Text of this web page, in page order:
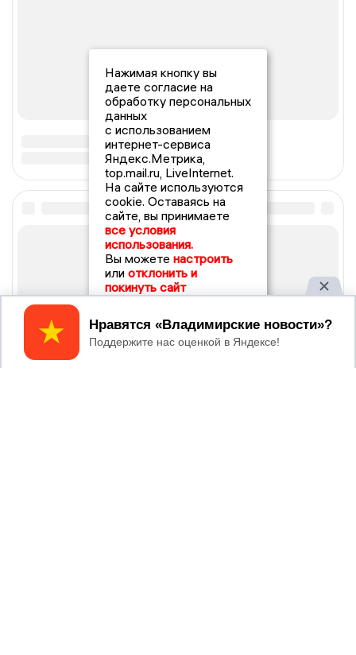
Нажимая кнопку вы
даете согласие на
обработку персональных
данных
с использованием
интернет-сервиса
Яндекс.Метрика,
top.mail.ru, LiveInternet.
На сайте используются
cookie. Оставаясь на
сайте, вы принимаете
все условия
использования.
Вы можете настроить
или отклонить и
покинуть сайт
Принять